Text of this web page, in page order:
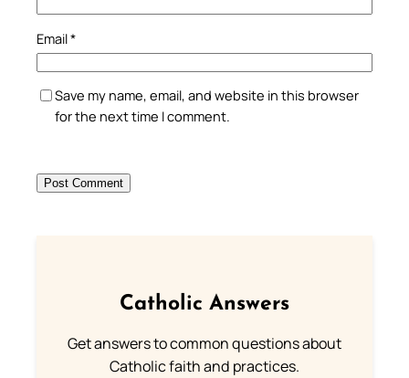
Email*
Save my name, email, and website in this browser
for the next time I comment.
Catholic Answers
Get answers to common questions about
Catholic faith and practices.